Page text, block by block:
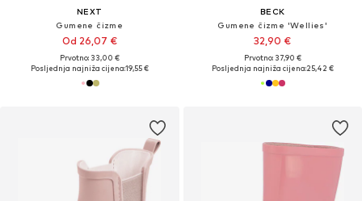
NEXT
Gumene čizme
Od 26,07 €
Prvotno: 33,00 €
Posljednja najniža cijena:19,55 €
BECK
Gumene čizme 'Wellies'
32,90 €
Prvotno: 37,90 €
Posljednja najniža cijena:25,42 €